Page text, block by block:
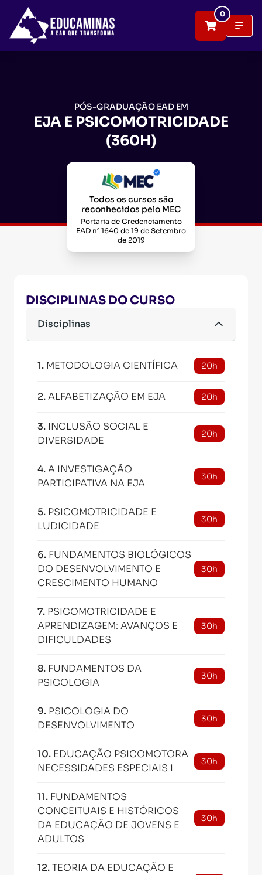
0
PÓS-GRADUAÇÃO EAD EM
EJA E PSICOMOTRICIDADE
(360H)
Todos os cursos são
reconhecidos pelo MEC
Portaria de Credenciamento
EAD n° 1640 de 19 de Setembro
de 2019
DISCIPLINAS DO CURSO
Disciplinas
1. METODOLOGIA CIENTÍFICA 20h
2.ALFABETIZAÇÃO EM EJA 20h
3. INCLUSÃO SOCIAL E
DIVERSIDADE
20h
4.A INVESTIGAÇÃO
PARTICIPATIVA NA EJA
30h
5. PSICOMOTRICIDADE E
LUDICIDADE
30h
6. FUNDAMENTOS BIOLÓGICOS
DO DESENVOLVIMENTO E
CRESCIMENTO HUMANO
30h
7. PSICOMOTRICIDADE E
APRENDIZAGEM: AVANÇOS E
DIFICULDADES
30h
8. FUNDAMENTOS DA
PSICOLOGIA
30h
9. PSICOLOGIA DO
DESENVOLVIMENTO
30h
10. EDUCAÇÃO PSICOMOTORA
NECESSIDADES ESPECIAIS I
30h
11. FUNDAMENTOS
CONCEITUAIS E HISTÓRICOS
DA EDUCAÇÃO DE JOVENS E
ADULTOS
30h
12.TEORIA DA EDUCAÇÃO E